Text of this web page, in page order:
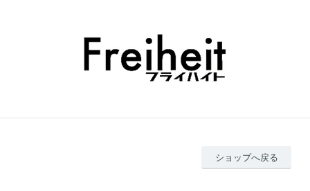
ショップへ戻る